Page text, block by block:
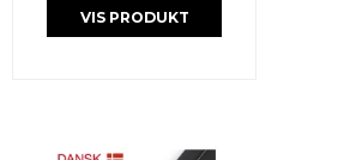
VIS PRODUKT